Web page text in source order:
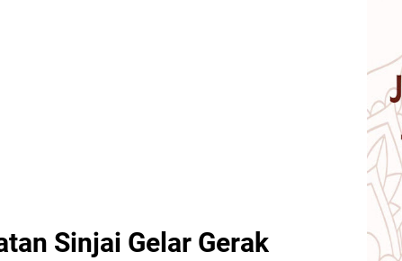
Sinjai Gelar Gerak